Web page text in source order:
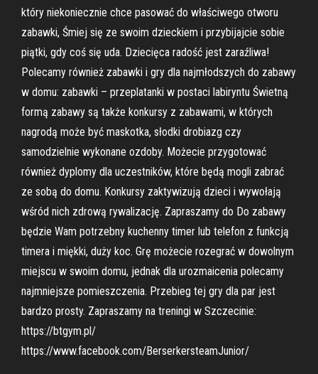
który niekoniecznie chce pasować do właściwego otworu
zabawki, Śmiej się ze swoim dzieckiem i przybijajcie sobie
piątki, gdy coś się uda. Dziecięca radość jest zaraźliwa!
Polecamy również zabawki i gry dla najmłodszych do zabawy
w domu: zabawki – przeplatanki w postaci labiryntu Świetną
formą zabawy są także konkursy z zabawami, w których
nagrodą może być maskotka, słodki drobiazg czy
samodzielnie wykonane ozdoby. Możecie przygotować
również dyplomy dla uczestników, które będą mogli zabrać
ze sobą do domu. Konkursy zaktywizują dzieci i wywołają
wśród nich zdrową rywalizację. Zapraszamy do Do zabawy
będzie Wam potrzebny kuchenny timer lub telefon z funkcją
timera i miękki, duży koc. Grę możecie rozegrać w dowolnym
miejscu w swoim domu, jednak dla urozmaicenia polecamy
najmniejsze pomieszczenia. Przebieg tej gry dla par jest
bardzo prosty. Zapraszamy na treningi w Szczecinie:
https://btgym.pl/
https://www.facebook.com/BerserkersteamJunior/